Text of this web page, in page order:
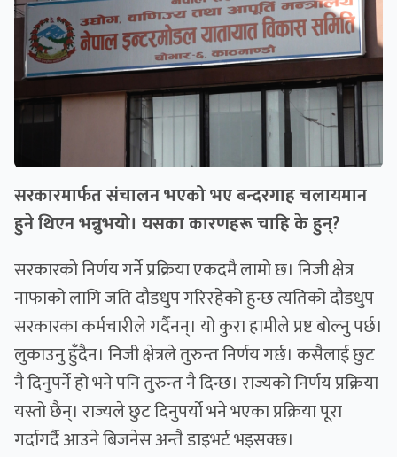
सरकारमार्फत संचालन भएको भए बन्दरगाह चलायमान
हुने थिएन भन्नुभयो। यसका कारणहरू चाहि के हुन्?
सरकारको निर्णय गर्ने प्रक्रिया एकदमै लामो छ। निजी क्षेत्र
नाफाको लागि जति दौडधुप गरिरहेको हुन्छ त्यतिको दौडधुप
सरकारका कर्मचारीले गर्दैनन्। यो कुरा हामीले प्रष्ट बोल्नु पर्छ।
लुकाउनु हुँदैन। निजी क्षेत्रले तुरुन्त निर्णय गर्छ। कसैलाई छुट
नै दिनुपर्ने हो भने पनि तुरुन्त नै दिन्छ। राज्यको निर्णय प्रक्रिया
यस्तो छैन्। राज्यले छुट दिनुपर्यो भने भएका प्रक्रिया पूरा
गर्दागर्दै आउने बिजनेस अन्तै डाइभर्ट भइसक्छ।